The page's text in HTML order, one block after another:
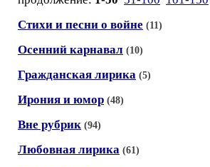
Стихи и песни о войне (11)
Осенний карнавал (10)
Гражданская лирика (5)
Ирония и юмор (48)
Вне рубрик (94)
Любовная лирика (61)